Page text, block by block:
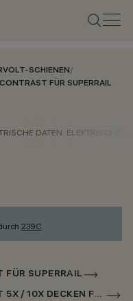
SCHIENEN/
FÜR SUPERRAIL
DATEN ELEKTRISCHE
239C.
FÜR SUPERRAIL
LASER BLADE XS HIGH CONTRAST 5X / 10X DECKEN FÜR SUPERRAIL DALI POWERLINE